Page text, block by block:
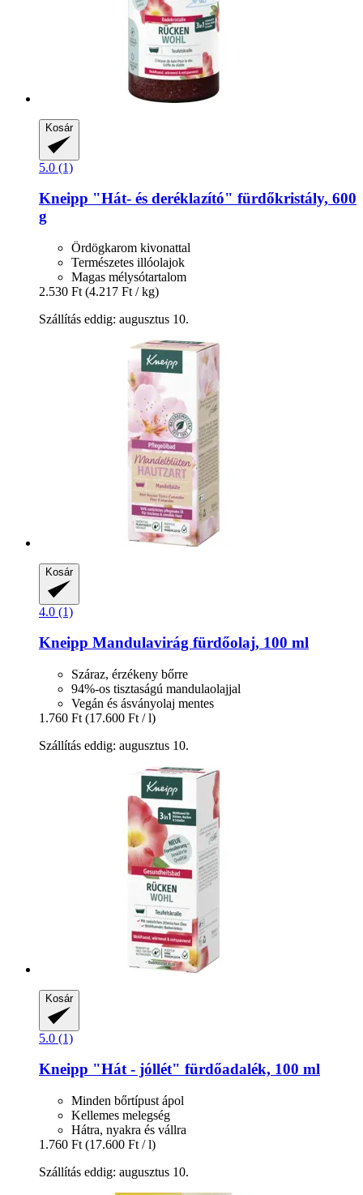
Kosár
5.0 (1)
Kneipp "Hát-​ és deréklazító" fürdőkristály, 600
g
Ördögkarom kivonattal
Természetes illóolajok
Magas mélysótartalom
2.530 Ft (4.217 Ft / kg)
Szállítás eddig: augusztus 10.
Kosár
4.0 (1)
Kneipp Mandulavirág fürdőolaj, 100 ml
Száraz, érzékeny bőrre
94%-os tisztaságú mandulaolajjal
Vegán és ásványolaj mentes
1.760 Ft (17.600 Ft / l)
Szállítás eddig: augusztus 10.
Kosár
5.0 (1)
Kneipp "Hát -​ jóllét" fürdőadalék, 100 ml
Minden bőrtípust ápol
Kellemes melegség
Hátra, nyakra és vállra
1.760 Ft (17.600 Ft / l)
Szállítás eddig: augusztus 10.